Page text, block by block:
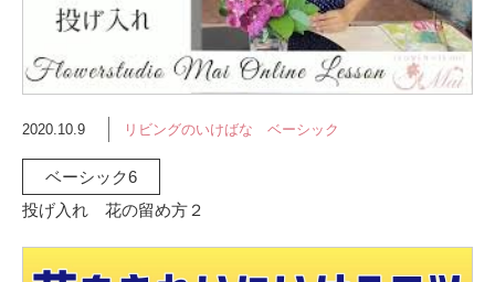
2020.10.9 リビングのいけばな ベーシック
ベーシック6
投げ入れ 花の留め方２